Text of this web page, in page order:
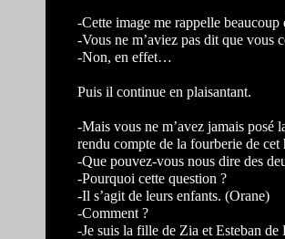
-Cette image me rappelle beaucoup
-Vous ne m’aviez pas dit que vous
-Non, en effet…
Puis il continue en plaisantant.
-Mais vous ne m’avez jamais posé
rendu compte de la fourberie de
-Que pouvez-vous nous dire des
-Pourquoi cette question ?
-Il s’agit de leurs enfants. (Orane)
-Comment ?
-Je suis la fille de Zia et Esteban de